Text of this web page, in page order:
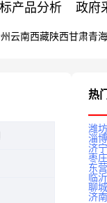
产品分析 政府
云南西藏陕西甘肃青海
热
潍
淄
济
枣
东
临
聊
济